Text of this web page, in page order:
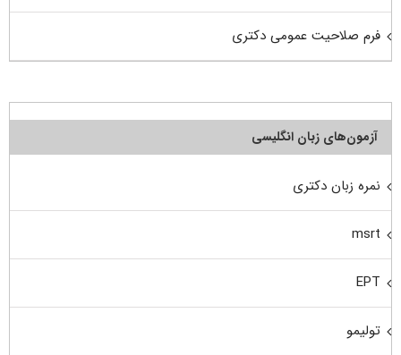
فرم صلاحیت عمومی دکتری
آزمون‌های زبان انگلیسی
نمره زبان دکتری
msrt
EPT
تولیمو